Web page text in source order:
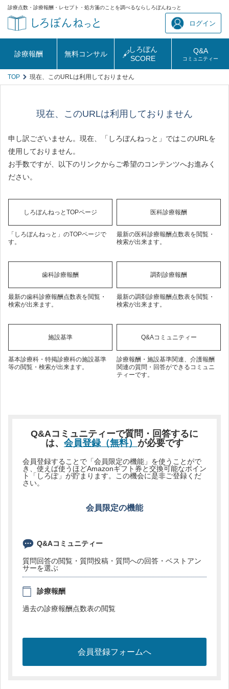
診療点数・診療報酬・レセプト・処方箋のことを調べるならしろぼんねっと
ログイン
診療報酬 無料コンサル
しろぼん
SCORE
Q&A
コミュニティー
TOP 現在、このURLは利用しておりません
現在、このURLは利用しておりません
申し訳ございません。現在、「しろぼんねっと」ではこのURLを
使用しておりません。
お手数ですが、以下のリンクからご希望のコンテンツへお進みく
ださい。
しろぼんねっとTOPページ
「しろぼんねっと」のTOPページで
す。
医科診療報酬
最新の医科診療報酬点数表を閲覧・
検索が出来ます。
歯科診療報酬
最新の歯科診療報酬点数表を閲覧・
検索が出来ます。
調剤診療報酬
最新の調剤診療報酬点数表を閲覧・
検索が出来ます。
施設基準
基本診療科・特掲診療科の施設基準
等の閲覧・検索が出来ます。
Q&Aコミュニティー
診療報酬・施設基準関連、介護報酬
関連の質問・回答ができるコミュニ
ティーです。
Q&Aコミュニティーで質問・回答するに
は、 会員登録（無料） が必要です
会員登録することで「会員限定の機能」を使うことがで
き、使えば使うほどAmazonギフト券と交換可能なポイン
ト「しろぽ」が貯まります。この機会に是非ご登録くだ
さい。
会員限定の機能
Q&Aコミュニティー
質問回答の閲覧・質問投稿・質問への回答・ベストアン
サーを選ぶ
診療報酬
過去の診療報酬点数表の閲覧
会員登録フォームへ